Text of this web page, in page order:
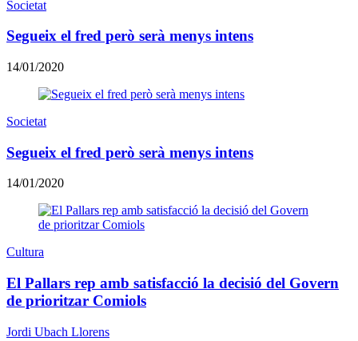
Societat
Segueix el fred però serà menys intens
14/01/2020
Societat
Segueix el fred però serà menys intens
14/01/2020
Cultura
El Pallars rep amb satisfacció la decisió del Govern
de prioritzar Comiols
Jordi Ubach Llorens